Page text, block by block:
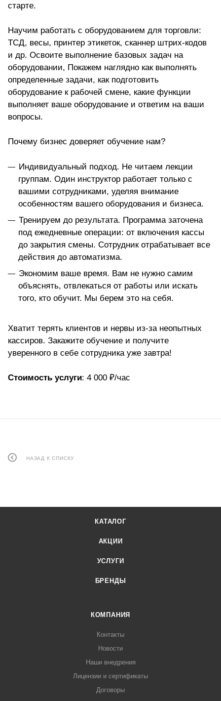
старте.
Научим работать с оборудованием для торговли:
ТСД, весы, принтер этикеток, сканнер штрих-кодов
и др. Освоите выполнение базовых задач на
оборудовании, Покажем наглядно как выполнять
определенные задачи, как подготовить
оборудование к рабочей смене, какие функции
выполняет ваше оборудование и ответим на ваши
вопросы.
Почему бизнес доверяет обучение нам?
Индивидуальный подход. Не читаем лекции
группам. Один инструктор работает только с
вашими сотрудниками, уделяя внимание
особенностям вашего оборудования и бизнеса.
Тренируем до результата. Программа заточена
под ежедневные операции: от включения кассы
до закрытия смены. Сотрудник отрабатывает все
действия до автоматизма.
Экономим ваше время. Вам не нужно самим
объяснять, отвлекаться от работы или искать
того, кто обучит. Мы берем это на себя.
Хватит терять клиентов и нервы из-за неопытных
кассиров. Закажите обучение и получите
уверенного в себе сотрудника уже завтра!
Стоимость услуги: 4 000 ₽/час
НАЗАД К СПИСКУ
КАТАЛОГ
АКЦИИ
УСЛУГИ
БРЕНДЫ
КОМПАНИЯ
Контакты
Новости
Наши внедрения
Лицензии и сертификаты
Договоры